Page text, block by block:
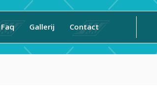
Faq Gallerij Contact